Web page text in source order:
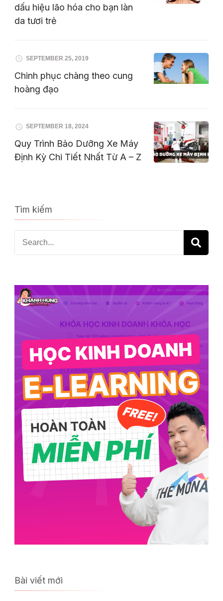
dấu hiệu lão hóa cho bạn làn
da tươi trẻ
SEPTEMBER 25, 2019
Chinh phục chàng theo cung
hoàng đạo
SEPTEMBER 18, 2024
Quy Trình Bảo Dưỡng Xe Máy
Định Kỳ Chi Tiết Nhất Từ A – Z
Tìm kiếm
Search
for:
Bài viết mới